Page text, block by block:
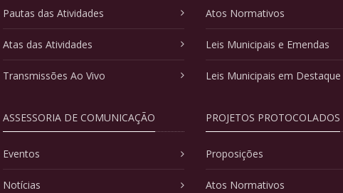
Pautas das Atividades
Atas das Atividades
Transmissões Ao Vivo
ASSESSORIA DE COMUNICAÇÃO
Eventos
Notícias
Atos Normativos
Leis Municipais e Emendas
Leis Municipais em Destaque
PROJETOS PROTOCOLADOS
Proposições
Atos Normativos